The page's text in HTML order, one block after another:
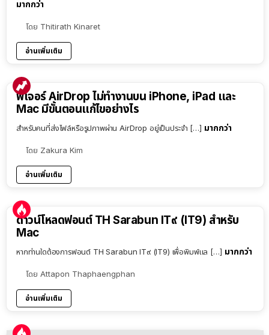
มากกว่า
โดย Thitirath Kinaret
อ่านเพิ่มเติม
ฟีเจอร์ AirDrop ไม่ทำงานบน iPhone, iPad และ
Mac มีขั้นตอนแก้ไขอย่างไร
สำหรับคนที่ส่งไฟล์หรือรูปภาพผ่าน AirDrop อยู่เป็นประจำ […] มากกว่า
โดย Zakura Kim
อ่านเพิ่มเติม
ดาวน์โหลดฟอนต์ TH Sarabun IT๙ (IT9) สำหรับ
Mac
หากท่านใดต้องการฟอนต์ TH Sarabun IT๙ (IT9) เพื่อพิมพ์แล […] มากกว่า
โดย Attapon Thaphaengphan
อ่านเพิ่มเติม